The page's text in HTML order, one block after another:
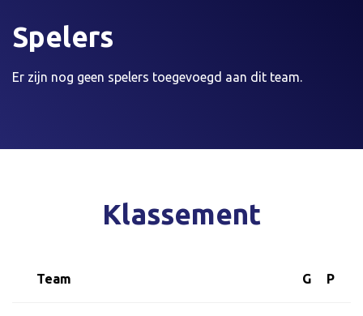
Spelers
Er zijn nog geen spelers toegevoegd aan dit team.
Klassement
Team G P